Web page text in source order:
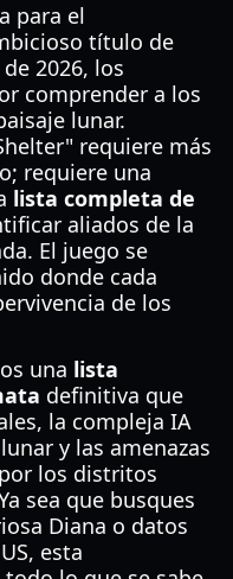
para el
título de
2026, los
comprender a los
lunar.
requiere más
requiere una
lista completa de
aliados de la
El juego se
donde cada
de los
una lista
definitiva que
la compleja IA
y las amenazas
los distritos
sea que busques
Diana o datos
esta